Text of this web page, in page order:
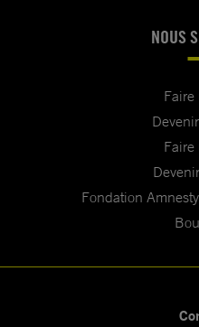
NOUS
Faire
Faire
Fondation